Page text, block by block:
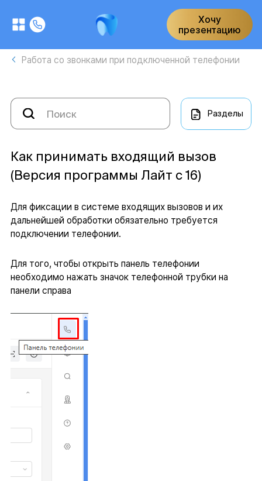
Хочу
презентацию
Работа со звонками при подключенной телефонии
Разделы
Как принимать входящий вызов
(Версия программы Лайт с 16)
Для фиксации в системе входящих вызовов и их
дальнейшей обработки обязательно требуется
подключении телефонии.
Для того, чтобы открыть панель телефонии
необходимо нажать значок телефонной трубки на
панели справа